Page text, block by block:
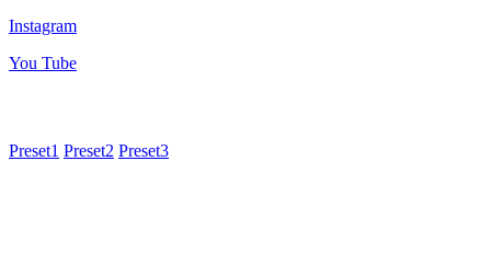
Instagram
You Tube
Preset1 Preset2 Preset3